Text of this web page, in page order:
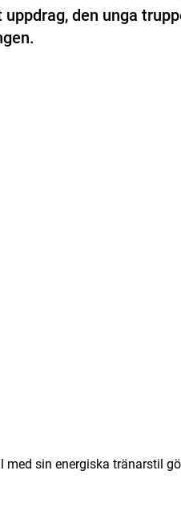
den unga
med sin energiska tränarstil